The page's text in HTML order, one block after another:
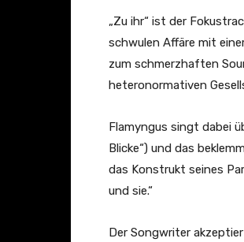
„Zu ihr“ ist der
schwulen Affäre mit
zum schmerzhaften
heteronormativen
Flamyngus singt dabei
Blicke“) und das
das Konstrukt seines
und sie.“
Der Songwriter